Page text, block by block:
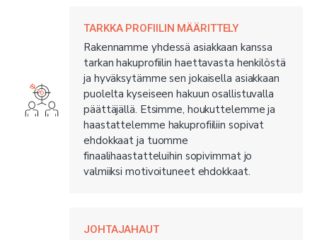
TARKKA PROFIILIN MÄÄRITTELY
Rakennamme yhdessä asiakkaan kanssa
tarkan hakuprofiilin haettavasta henkilöstä
ja hyväksytämme sen jokaisella asiakkaan
puolelta kyseiseen hakuun osallistuvalla
päättäjällä. Etsimme, houkuttelemme ja
haastattelemme hakuprofiiliin sopivat
ehdokkaat ja tuomme
finaalihaastatteluihin sopivimmat jo
valmiiksi motivoituneet ehdokkaat.
JOHTAJAHAUT